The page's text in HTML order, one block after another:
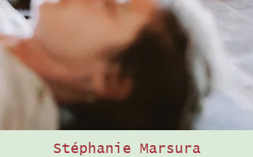
Stéphanie Marsura